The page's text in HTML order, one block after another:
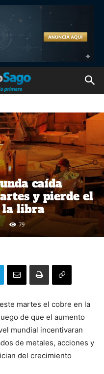
caída
y pierde el
la libra
79
martes el cobre en la
de que el aumento
mundial incentivaran
de metales, acciones y
del crecimiento